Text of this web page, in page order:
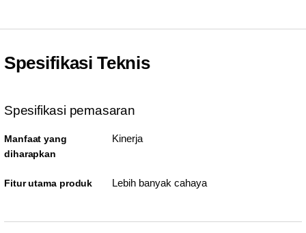
Spesifikasi Teknis
Spesifikasi pemasaran
Manfaat yang
diharapkan
Kinerja
Fitur utama produk Lebih banyak cahaya